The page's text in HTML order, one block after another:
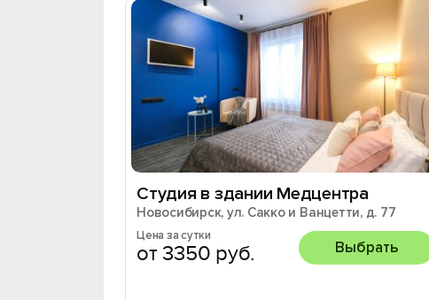
Студия в здании Медцентра
Новосибирск, ул. Сакко и Ванцетти, д. 77
Цена за сутки
от 3350 руб. Выбрать